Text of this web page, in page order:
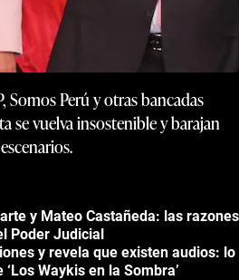
Somos Perú y otras bancadas
se vuelva insostenible y barajan
escenarios.
y Mateo Castañeda: las razones
Poder Judicial
y revela que existen audios: lo
Waykis en la Sombra’